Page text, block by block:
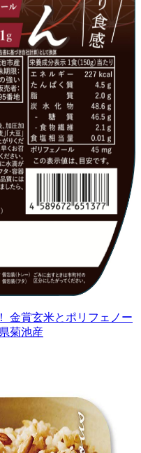
金賞玄米とポリフェノー
菊池産